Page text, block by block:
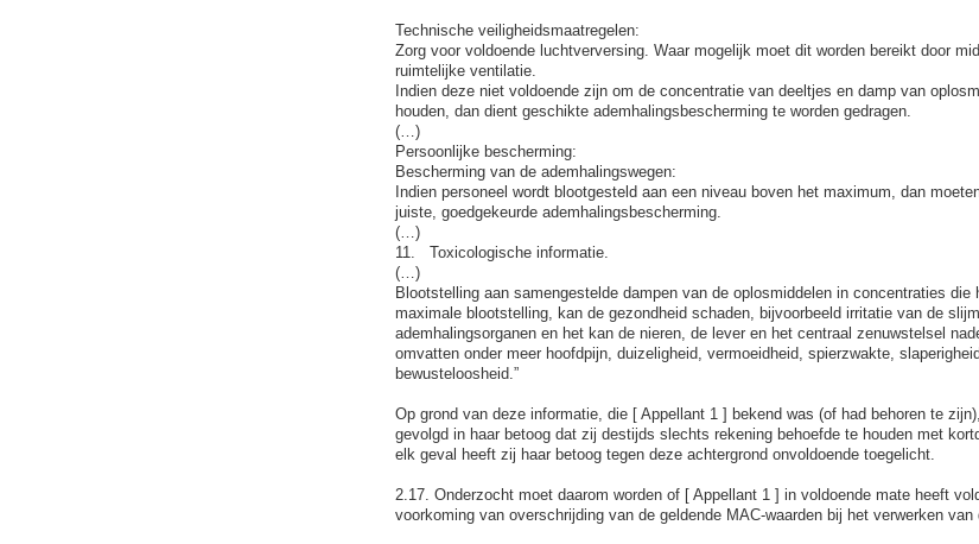
Technische veiligheidsmaatregelen:
Zorg voor voldoende luchtverversing. Waar mogelijk moet dit worden bereikt door
ruimtelijke ventilatie.
Indien deze niet voldoende zijn om de concentratie van deeltjes en damp van
houden, dan dient geschikte ademhalingsbescherming te worden gedragen.
(…)
Persoonlijke bescherming:
Bescherming van de ademhalingswegen:
Indien personeel wordt blootgesteld aan een niveau boven het maximum, dan
juiste, goedgekeurde ademhalingsbescherming.
(…)
11. Toxicologische informatie.
(…)
Blootstelling aan samengestelde dampen van de oplosmiddelen in concentraties die
maximale blootstelling, kan de gezondheid schaden, bijvoorbeeld irritatie van de
ademhalingsorganen en het kan de nieren, de lever en het centraal zenuwstelsel
omvatten onder meer hoofdpijn, duizeligheid, vermoeidheid, spierzwakte,
bewusteloosheid.”
Op grond van deze informatie, die [ Appellant 1 ] bekend was (of had behoren te
gevolgd in haar betoog dat zij destijds slechts rekening behoefde te houden met
elk geval heeft zij haar betoog tegen deze achtergrond onvoldoende toegelicht.
2.17. Onderzocht moet daarom worden of [ Appellant 1 ] in voldoende mate heeft
voorkoming van overschrijding van de geldende MAC-waarden bij het verwerken van